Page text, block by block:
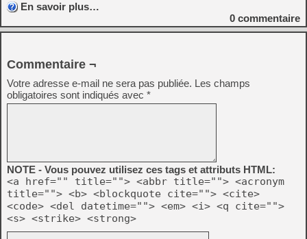
En savoir plus…
0 commentaire
Commentaire ¬
Votre adresse e-mail ne sera pas publiée. Les champs
obligatoires sont indiqués avec *
NOTE - Vous pouvez utilisez ces tags et attributs HTML:
<a href="" title=""> <abbr title=""> <acronym
title=""> <b> <blockquote cite=""> <cite>
<code> <del datetime=""> <em> <i> <q cite="">
<s> <strike> <strong>